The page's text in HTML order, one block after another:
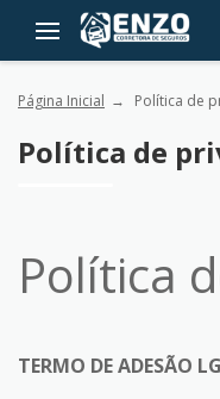
Página Inicial Política de
Política de
Política
TERMO DE ADESÃO